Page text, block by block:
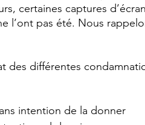
certaines captures
l’ont pas été. Nous
des différentes
intention de la donner